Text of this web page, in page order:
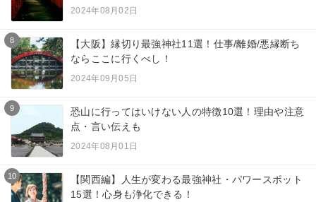
2024年08月02日
8
【大阪】縁切り最強神社11選！仕事/離婚/悪縁断ち
ならここに行くべし！
2024年09月05日
9
恐山に行ってはいけない人の特徴10選！理由や注意
点・言い伝えも
2024年08月01日
10
【関西編】人生が変わる最強神社・パワースポット
15選！心身も浄化できる！